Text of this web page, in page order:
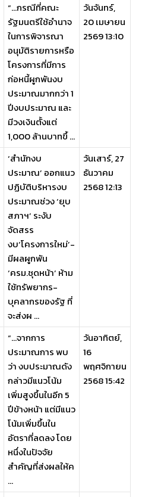
“…กรณีที่คณะ
รัฐมนตรีใช้อำนาจ
ในการพิจารณา
อนุมัติรายการหรือ
โครงการที่มีการ
ก่อหนี้ผูกพันงบ
ประมาณมากกว่า 1
ปีงบประมาณ และ
มีวงเงินตั้งแต่
1,000 ล้านบาทขึ้ ...
วันจันทร์,
20 เมษายน
2569 13:10
‘สำนักงบ
ประมาณ’ ออกแนว
ปฏิบัติบริหารงบ
ประมาณช่วง ‘ยุบ
สภาฯ’ ระงับ
จัดสรร
งบ‘โครงการใหม่’-
มีผลผูกพัน
‘ครม.ชุดหน้า’ ห้าม
ใช้ทรัพยากร-
บุคลากรของรัฐ ที่
จะส่งผ ...
วันเสาร์, 27
ธันวาคม
2568 12:13
“…จากการ
ประมาณการ พบ
ว่า งบประมาณดัง
กล่าวมีแนวโน้ม
เพิ่มสูงขึ้นในอีก 5
ปีข้างหน้า แต่มีแนว
โน้มเพิ่มขึ้นใน
อัตราที่ลดลง โดย
หนึ่งในปัจจัย
สำคัญที่ส่งผลให้ค
...
วันอาทิตย์,
16
พฤศจิกายน
2568 15:42